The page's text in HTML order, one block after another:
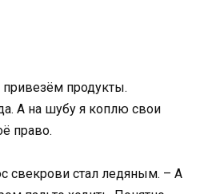
продукты.
А на шубу я коплю свои
право.
свекрови стал ледяным. – А